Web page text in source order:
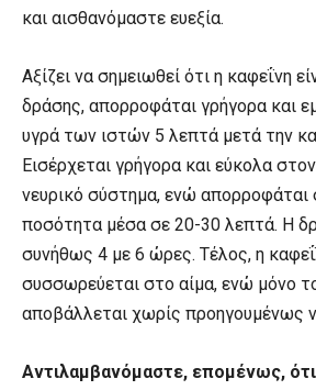
και αισθανόμαστε ευεξία.
Αξίζει να σημειωθεί ότι η καφεΐνη
δράσης, απορροφάται γρήγορα και
υγρά των ιστών 5 λεπτά μετά την
Εισέρχεται γρήγορα και εύκολα
νευρικό σύστημα, ενώ απορροφάται
ποσότητα μέσα σε 20-30 λεπτά. Η
συνήθως 4 με 6 ώρες. Τέλος, η
συσσωρεύεται στο αίμα, ενώ μόνο
αποβάλλεται χωρίς προηγουμένως
Αντιλαμβανόμαστε, επομένως,